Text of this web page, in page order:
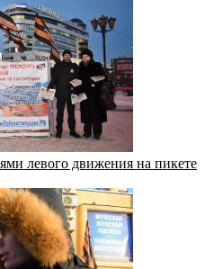
левого движения на пикете